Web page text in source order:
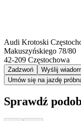
Audi Krotoski
Makuszyńskiego 78/80
42-209 Częstochowa
Zadzwoń
Wyślij
Umów się na jazdę
Sprawdź